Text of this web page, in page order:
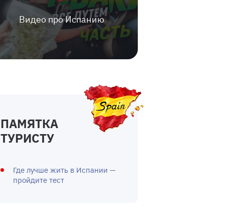
Видео про Испанию
ПАМЯТКА
ТУРИСТУ
Где лучше жить в Испании —
пройдите тест